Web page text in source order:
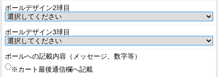
ボールデザイン2球目
ボールデザイン3球目
ボールへの記載内容（メッセージ、数字等）
※カート最後通信欄へ記載